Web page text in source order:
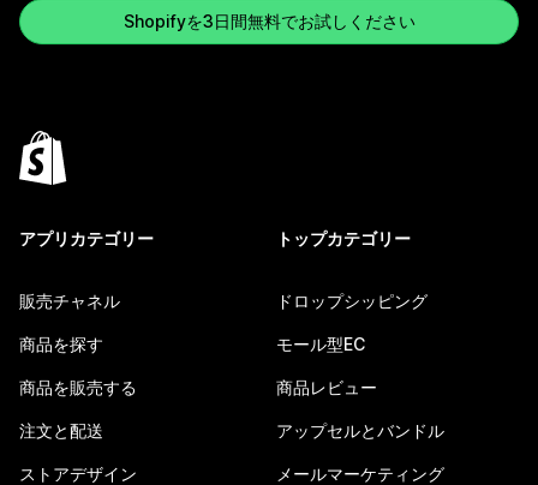
Shopifyを3日間無料でお試しください
アプリカテゴリー
販売チャネル
商品を探す
商品を販売する
注文と配送
ストアデザイン
トップカテゴリー
ドロップシッピング
モール型EC
商品レビュー
アップセルとバンドル
メールマーケティング